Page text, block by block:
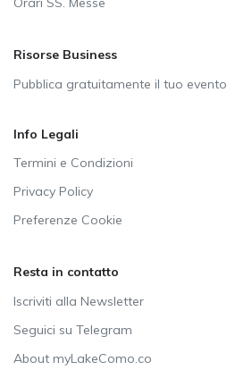
Risorse Business
Pubblica gratuitamente il tuo evento
Info Legali
Termini e Condizioni
Privacy Policy
Preferenze Cookie
Resta in contatto
Iscriviti alla Newsletter
Seguici su Telegram
About myLakeComo.co